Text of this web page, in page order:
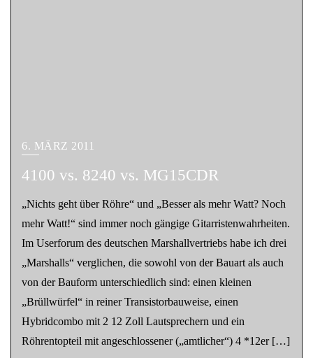
6. MÄRZ 2011
4100 vs. 8240 vs. MG15CDR
„Nichts geht über Röhre“ und „Besser als mehr Watt? Noch
mehr Watt!“ sind immer noch gängige Gitarristenwahrheiten.
Im Userforum des deutschen Marshallvertriebs habe ich drei
„Marshalls“ verglichen, die sowohl von der Bauart als auch
von der Bauform unterschiedlich sind: einen kleinen
„Brüllwürfel“ in reiner Transistorbauweise, einen
Hybridcombo mit 2 12 Zoll Lautsprechern und ein
Röhrentopteil mit angeschlossener („amtlicher“) 4 *12er […]